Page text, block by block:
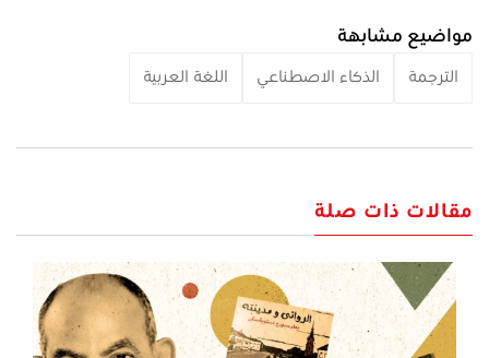
مواضيع مشابهة
الترجمة الذكاء الاصطناعي اللغة العربية
مقالات ذات صلة